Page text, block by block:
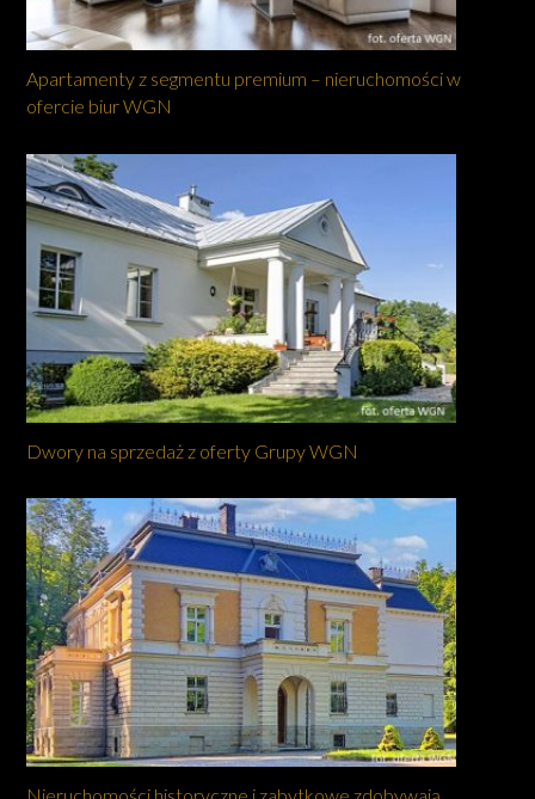
Apartamenty z segmentu premium – nieruchomości w
ofercie biur WGN
Dwory na sprzedaż z oferty Grupy WGN
Nieruchomości historyczne i zabytkowe zdobywają